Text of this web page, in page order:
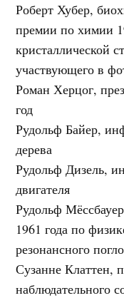
Роберт Хубер,
премии по химии
кристаллической
участвующего в
Роман Херцог,
год
Рудольф Байер,
дерева
Рудольф Дизель,
двигателя
Рудольф
1961 года по
резонансного
Сузанне Клаттен,
наблюдательного